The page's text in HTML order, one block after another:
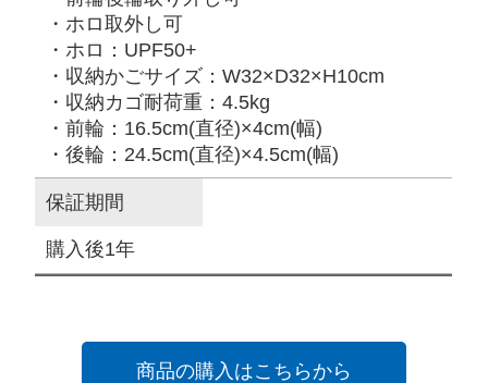
・ホロ取外し可
・ホロ：UPF50+
・収納かごサイズ：W32×D32×H10cm
・収納カゴ耐荷重：4.5kg
・前輪：16.5cm(直径)×4cm(幅)
・後輪：24.5cm(直径)×4.5cm(幅)
保証期間
購入後1年
商品の購入はこちらから